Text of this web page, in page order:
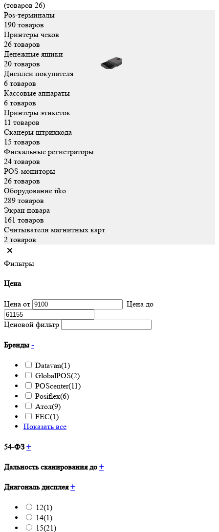
(товаров 26)
Pos-терминалы
190 товаров
Принтеры чеков
26 товаров
Денежные ящики
20 товаров
Дисплеи покупателя
6 товаров
Кассовые аппараты
6 товаров
Принтеры этикеток
11 товаров
Сканеры штрихкода
15 товаров
Фискальные регистраторы
24 товаров
POS-мониторы
26 товаров
Оборудование iiko
289 товаров
Экран повара
161 товаров
Считыватели магнитных карт
2 товаров
Фильтры
Цена
Цена от Цена до
Ценовой фильтр
Бренды -
Datavan(1)
GlobalPOS(2)
POScenter(11)
Posiflex(6)
Атол(9)
FEC(1)
Показать все
54-ФЗ +
Дальность сканирования до +
Диагональ дисплея+
12(1)
14(1)
15(21)